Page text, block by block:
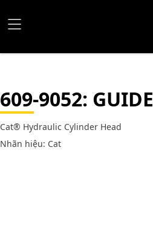
609-9052: GUIDE
Cat® Hydraulic Cylinder Head
Nhãn hiệu: Cat